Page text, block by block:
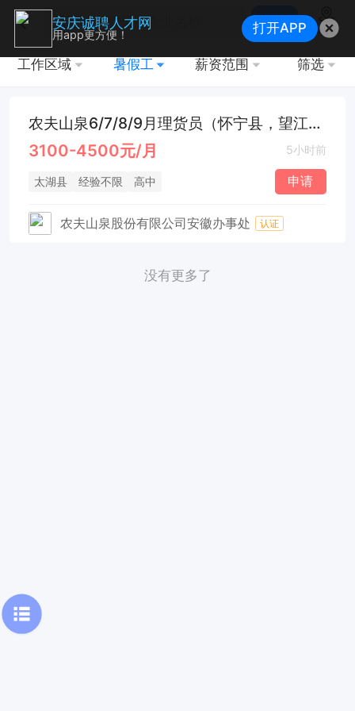
搜索
地图
工作区域 暑假工 薪资范围 筛选
农夫山泉6/7/8/9月理货员（怀宁县，望江县）
3100-4500元/月 5小时前
太湖县 经验不限 高中 申请
农夫山泉股份有限公司安徽办事处 认证
没有更多了
安庆诚聘人才网
用app更方便！ 打开APP